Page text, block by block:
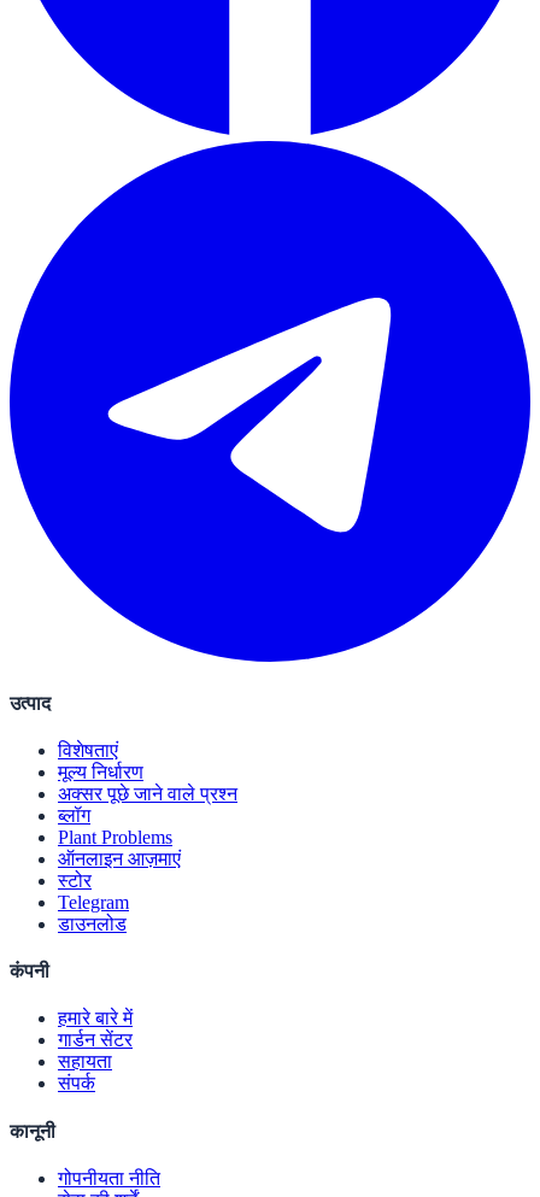
उत्पाद
विशेषताएं
मूल्य निर्धारण
अक्सर पूछे जाने वाले प्रश्न
ब्लॉग
Plant Problems
ऑनलाइन आज़माएं
स्टोर
Telegram
डाउनलोड
कंपनी
हमारे बारे में
गार्डन सेंटर
सहायता
संपर्क
कानूनी
गोपनीयता नीति